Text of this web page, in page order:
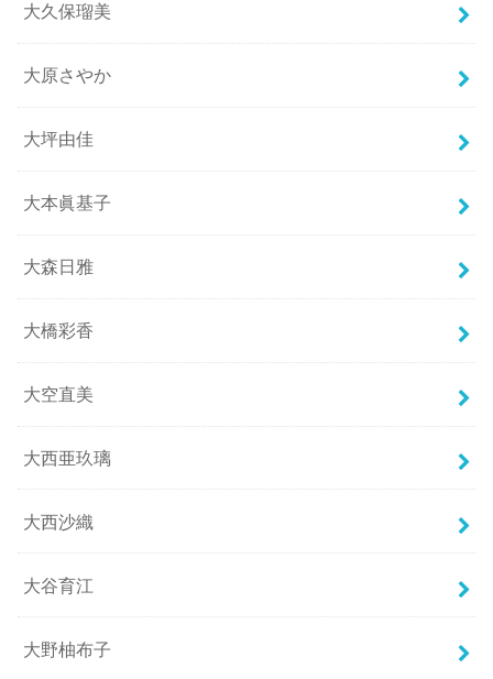
大久保瑠美
大原さやか
大坪由佳
大本眞基子
大森日雅
大橋彩香
大空直美
大西亜玖璃
大西沙織
大谷育江
大野柚布子